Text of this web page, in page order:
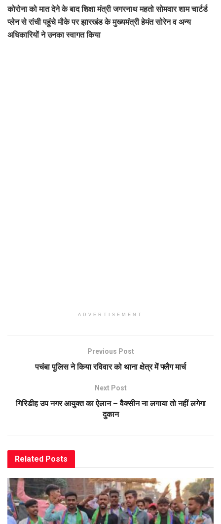
कोरोना को मात देने के बाद शिक्षा मंत्री जगरनाथ महतो सोमवार शाम चार्टर्ड
प्लेन से रांची पहुंचे मौके पर झारखंड के मुख्यमंत्री हेमंत सोरेन व अन्य
अधिकारियों ने उनका स्वागत किया
ADVERTISEMENT
Previous Post
पचंबा पुलिस ने किया रविवार को थाना क्षेत्र में फ्लैग मार्च
Next Post
गिरिडीह उप नगर आयुक्त का ऐलान – वैक्सीन ना लगाया तो नहीं लगेगा
दुकान
Related Posts